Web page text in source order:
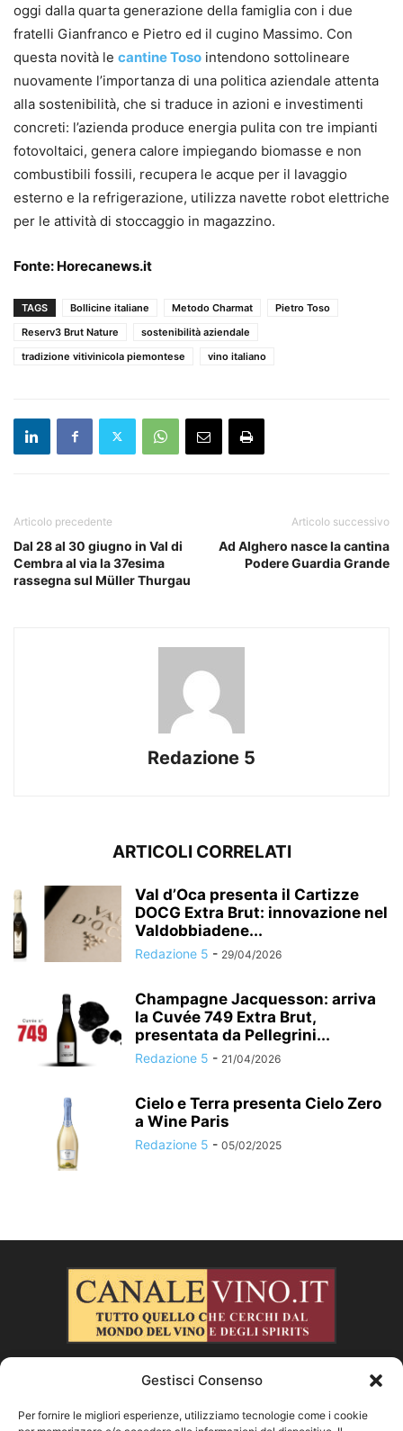
oggi dalla quarta generazione della famiglia con i due
fratelli Gianfranco e Pietro ed il cugino Massimo. Con
questa novità le cantine Toso intendono sottolineare
nuovamente l’importanza di una politica aziendale attenta
alla sostenibilità, che si traduce in azioni e investimenti
concreti: l’azienda produce energia pulita con tre impianti
fotovoltaici, genera calore impiegando biomasse e non
combustibili fossili, recupera le acque per il lavaggio
esterno e la refrigerazione, utilizza navette robot elettriche
per le attività di stoccaggio in magazzino.
Fonte: Horecanews.it
TAGS Bollicine italiane Metodo Charmat
Pietro Toso
Reserv3 Brut Nature
sostenibilità aziendale
tradizione vitivinicola piemontese
vino italiano
Articolo precedente
Dal 28 al 30 giugno in Val di
Cembra al via la 37esima
rassegna sul Müller Thurgau
Articolo successivo
Ad Alghero nasce la cantina
Podere Guardia Grande
Redazione 5
ARTICOLI CORRELATI
Val d’Oca presenta il Cartizze
DOCG Extra Brut: innovazione nel
Valdobbiadene...
Redazione 5 - 29/04/2026
Champagne Jacquesson: arriva
la Cuvée 749 Extra Brut,
presentata da Pellegrini...
Redazione 5 - 21/04/2026
Cielo e Terra presenta Cielo Zero
a Wine Paris
Redazione 5 - 05/02/2025
CHI SIAMO
Gestisci Consenso
Per fornire le migliori esperienze, utilizziamo tecnologie come i cookie